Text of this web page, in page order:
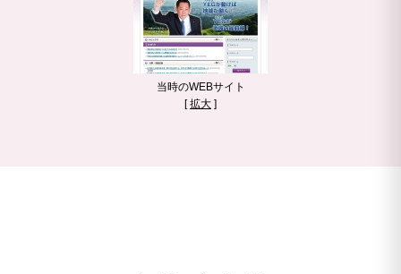
当時のWEBサイト
[拡大 ]